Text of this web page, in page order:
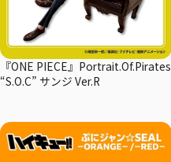
『ONE PIECE』Portrait.Of.Pirates
“S.O.C” サンジ Ver.R